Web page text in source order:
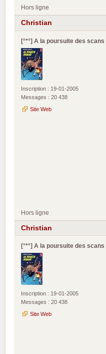
Hors ligne
Christian
[°*°] A la poursuite des scans
Inscription : 19-01-2005
Messages : 20 438
Site Web
Hors ligne
Christian
[°*°] A la poursuite des scans
Inscription : 19-01-2005
Messages : 20 438
Site Web